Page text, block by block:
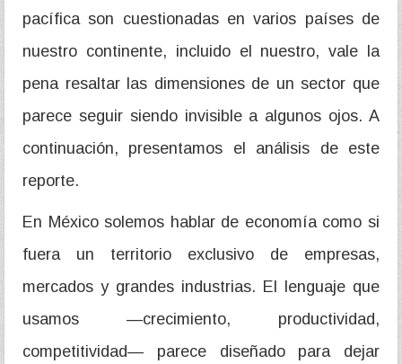
pacífica son cuestionadas en varios países de
nuestro continente, incluido el nuestro, vale la
pena resaltar las dimensiones de un sector que
parece seguir siendo invisible a algunos ojos. A
continuación, presentamos el análisis de este
reporte.
En México solemos hablar de economía como si
fuera un territorio exclusivo de empresas,
mercados y grandes industrias. El lenguaje que
usamos —crecimiento, productividad,
competitividad— parece diseñado para dejar